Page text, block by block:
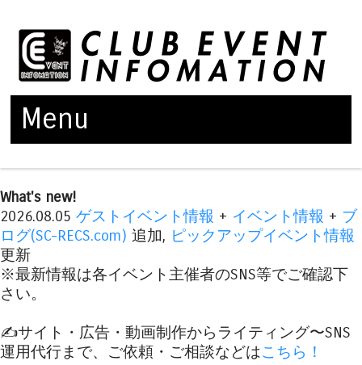
Menu
What's new!
2026.08.05 ゲストイベント情報 + イベント情報 + ブ
ログ(SC-RECS.com) 追加, ピックアップイベント情報
更新
※最新情報は各イベント主催者のSNS等でご確認下
さい。
✍️サイト・広告・動画制作からライティング〜SNS
運用代行まで、ご依頼・ご相談などはこちら！